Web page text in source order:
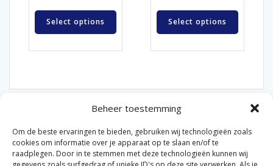
Beheer toestemming
Om de beste ervaringen te bieden, gebruiken wij technologieën zoals
cookies om informatie over je apparaat op te slaan en/of te
raadplegen. Door in te stemmen met deze technologieën kunnen wij
Select options Select options